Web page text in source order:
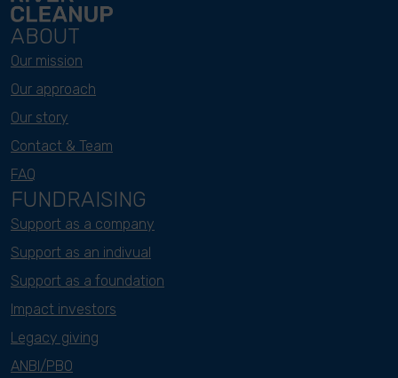
ABOUT
Our mission
Our approach
Our story
Contact & Team
FAQ
FUNDRAISING
Support as a company
Support as an indivual
Support as a foundation
Impact investors
Legacy giving
ANBI/PBO